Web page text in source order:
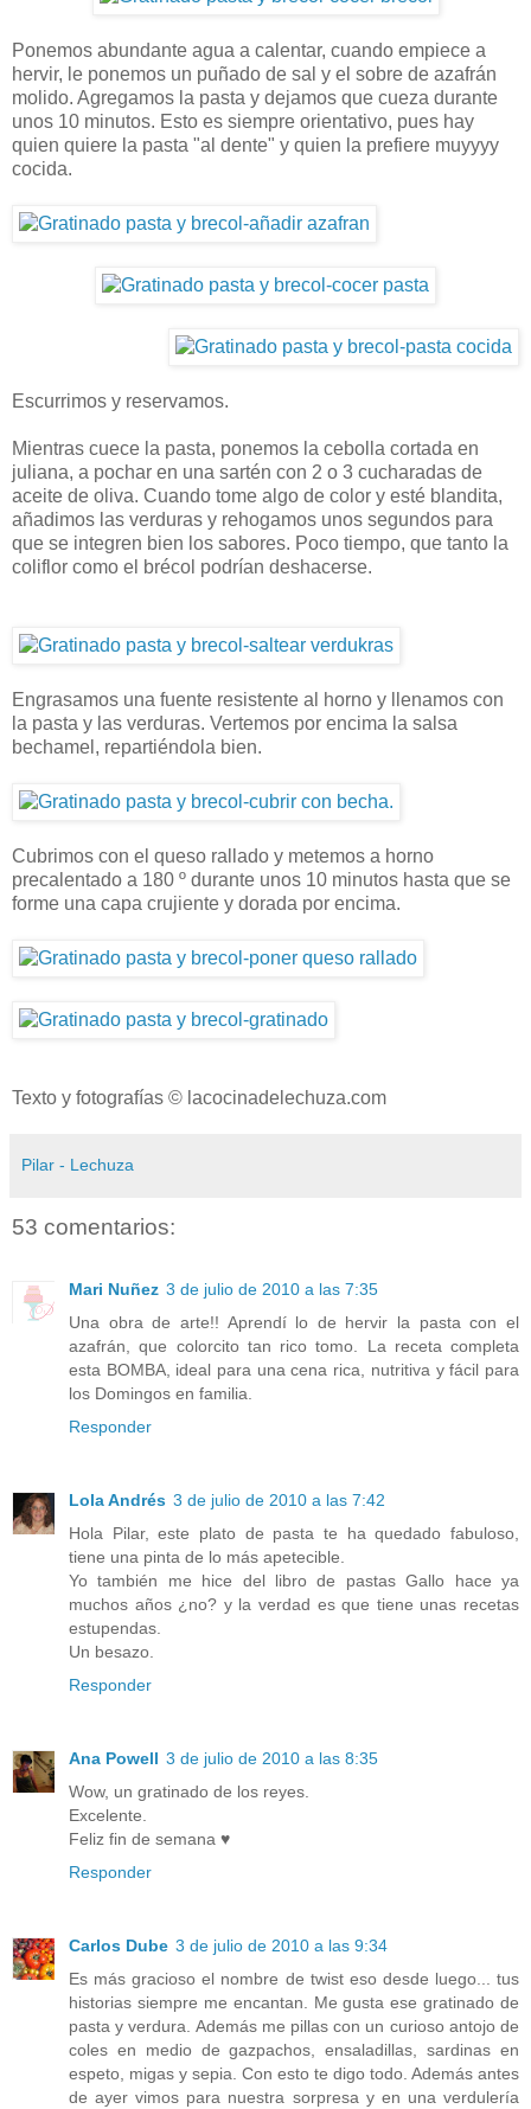
Ponemos abundante agua a calentar, cuando empiece a
hervir, le ponemos un puñado de sal y el sobre de azafrán
molido. Agregamos la pasta y dejamos que cueza durante
unos 10 minutos. Esto es siempre orientativo, pues hay
quien quiere la pasta "al dente" y quien la prefiere muyyyy
cocida.
Escurrimos y reservamos.
Mientras cuece la pasta, ponemos la cebolla cortada en
juliana, a pochar en una sartén con 2 o 3 cucharadas de
aceite de oliva. Cuando tome algo de color y esté blandita,
añadimos las verduras y rehogamos unos segundos para
que se integren bien los sabores. Poco tiempo, que tanto la
coliflor como el brécol podrían deshacerse.
Engrasamos una fuente resistente al horno y llenamos con
la pasta y las verduras. Vertemos por encima la salsa
bechamel, repartiéndola bien.
Cubrimos con el queso rallado y metemos a horno
precalentado a 180 º durante unos 10 minutos hasta que se
forme una capa crujiente y dorada por encima.
Texto y fotografías © lacocinadelechuza.com
Pilar - Lechuza
53 comentarios:
Mari Nuñez 3 de julio de 2010 a las 7:35
Una obra de arte!! Aprendí lo de hervir la pasta con el
azafrán, que colorcito tan rico tomo. La receta completa
esta BOMBA, ideal para una cena rica, nutritiva y fácil para
los Domingos en familia.
Responder
Lola Andrés 3 de julio de 2010 a las 7:42
Hola Pilar, este plato de pasta te ha quedado fabuloso,
tiene una pinta de lo más apetecible.
Yo también me hice del libro de pastas Gallo hace ya
muchos años ¿no? y la verdad es que tiene unas recetas
estupendas.
Un besazo.
Responder
Ana Powell 3 de julio de 2010 a las 8:35
Wow, un gratinado de los reyes.
Excelente.
Feliz fin de semana ♥
Responder
Carlos Dube 3 de julio de 2010 a las 9:34
Es más gracioso el nombre de twist eso desde luego... tus
historias siempre me encantan. Me gusta ese gratinado de
pasta y verdura. Además me pillas con un curioso antojo de
coles en medio de gazpachos, ensaladillas, sardinas en
espeto, migas y sepia. Con esto te digo todo. Además antes
de ayer vimos para nuestra sorpresa y en una verdulería